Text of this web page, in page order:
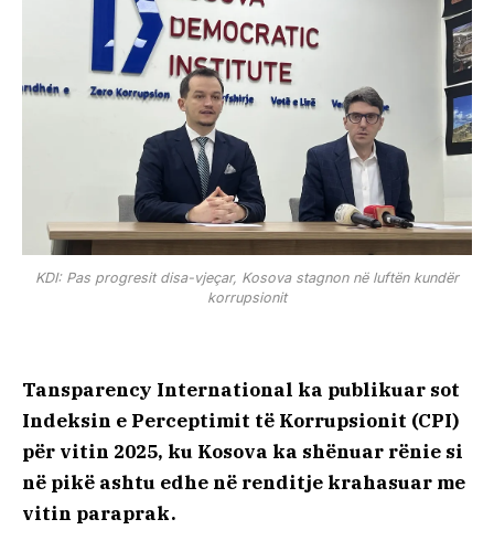
KDI: Pas progresit disa-vjeçar, Kosova stagnon në luftën kundër
korrupsionit
Tansparency International ka publikuar sot
Indeksin e Perceptimit të Korrupsionit (CPI)
për vitin 2025, ku Kosova ka shënuar rënie si
në pikë ashtu edhe në renditje krahasuar me
vitin paraprak.